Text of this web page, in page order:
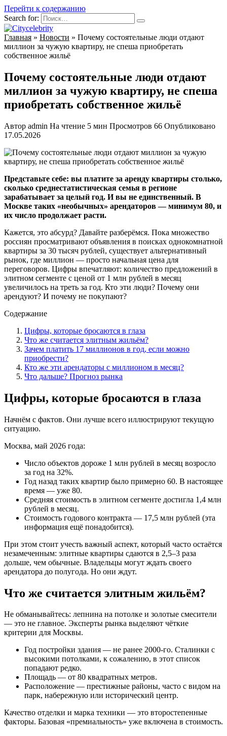
Перейти к содержанию
Search for:
Главная » Новости » Почему состоятельные люди отдают
миллион за чужую квартиру, не спеша приобретать
собственное жильё
Почему состоятельные люди отдают
миллион за чужую квартиру, не спеша
приобретать собственное жильё
Автор admin На чтение 5 мин Просмотров 66 Опубликовано
17.05.2026
Представьте себе: вы платите за аренду квартиры столько,
сколько среднестатистическая семья в регионе
зарабатывает за целый год. И вы не единственный. В
Москве таких «необычных» арендаторов — минимум 80, и
их число продолжает расти.
Кажется, это абсурд? Давайте разберёмся. Пока множество
россиян просматривают объявления в поисках однокомнатной
квартиры за 30 тысяч рублей, существует альтернативный
рынок, где миллион — просто начальная цена для
переговоров. Цифры впечатляют: количество предложений в
элитном сегменте с ценой от 1 млн рублей в месяц
увеличилось на треть за год. Кто эти люди? Почему они
арендуют? И почему не покупают?
Содержание
Цифры, которые бросаются в глаза
Что же считается элитным жильём?
Зачем платить 17 миллионов в год, если можно
приобрести?
Кто же эти арендаторы с миллионом в месяц?
Что дальше? Прогноз рынка
Цифры, которые бросаются в глаза
Начнём с фактов. Они лучше всего иллюстрируют текущую
ситуацию.
Москва, май 2026 года:
Число объектов дороже 1 млн рублей в месяц возросло
за год на 32%.
Год назад таких квартир было примерно 60. В настоящее
время — уже 80.
Средняя стоимость в элитном сегменте достигла 1,4 млн
рублей в месяц.
Стоимость годового контракта — 17,5 млн рублей (эта
информация ещё понадобится).
При этом стоит учесть важный аспект, который часто остаётся
незамеченным: элитные квартиры сдаются в 2,5–3 раза
дольше, чем обычные. Владельцы могут ждать своего
арендатора до полугода. Но они ждут.
Что же считается элитным жильём?
Не обманывайтесь: лепнина на потолке и золотые смесители
— это не главное. Эксперты рынка выделяют чёткие
критерии для Москвы.
Год постройки здания — не ранее 2000-го. Сталинки с
высокими потолками, к сожалению, в этот список
попадают редко.
Площадь — от 80 квадратных метров.
Расположение — престижные районы, часто с видом на
парк, набережную или исторический центр.
Качество отделки и марка техники — это второстепенные
факторы. Базовая «премиальность» уже включена в стоимость.